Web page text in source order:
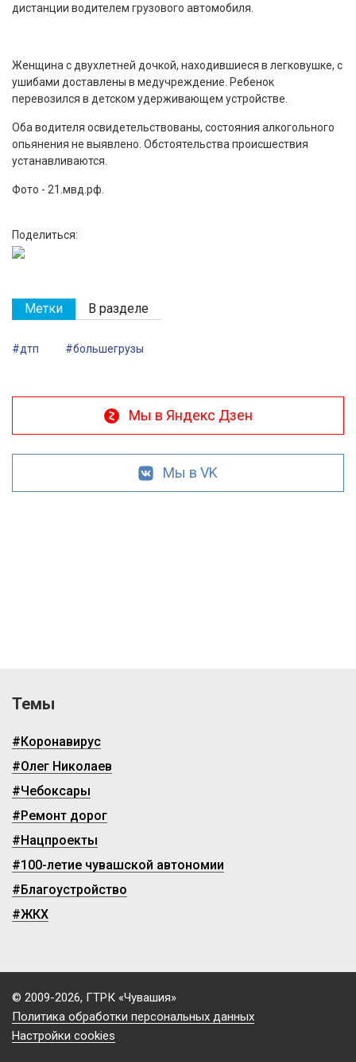
дистанции водителем грузового автомобиля.
Женщина с двухлетней дочкой, находившиеся в легковушке, с
ушибами доставлены в медучреждение. Ребенок
перевозился в детском удерживающем устройстве.
Оба водителя освидетельствованы, состояния алкогольного
опьянения не выявлено. Обстоятельства происшествия
устанавливаются.
Фото - 21.мвд.рф.
Поделиться:
Метки В разделе
#дтп #большегрузы
Мы в Яндекс Дзен
Мы в VK
Темы
#Коронавирус
#Олег Николаев
#Чебоксары
#Ремонт дорог
#Нацпроекты
#100-летие чувашской автономии
#Благоустройство
#ЖКХ
© 2009-2026, ГТРК «Чувашия»
Политика обработки персональных данных
Настройки cookies